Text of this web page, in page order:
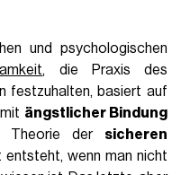
und psychologischen
, die Praxis des
festzuhalten, basiert auf
ängstlicher Bindung
Theorie der sicheren
entsteht, wenn man nicht